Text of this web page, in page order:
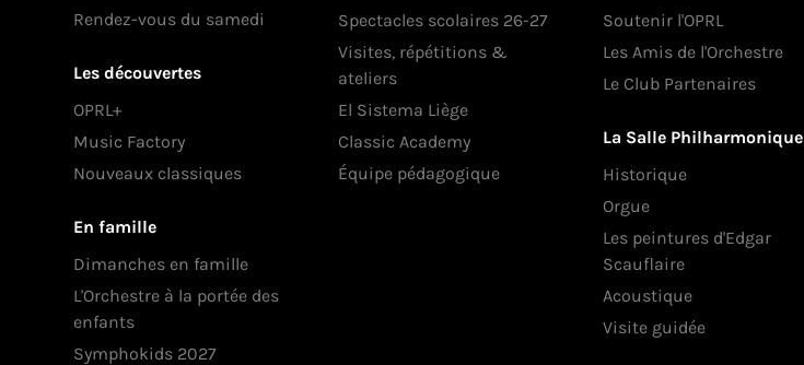
Rendez-vous du samedi
Les découvertes
OPRL+
Music Factory
Nouveaux classiques
En famille
Dimanches en famille
L'Orchestre à la portée des
enfants
Symphokids 2027
Spectacles scolaires 26-27
Visites, répétitions &
ateliers
El Sistema Liège
Classic Academy
Équipe pédagogique
Soutenir l'OPRL
Les Amis de l'Orchestre
Le Club Partenaires
La Salle Philharmonique
Historique
Orgue
Les peintures d'Edgar
Scauflaire
Acoustique
Visite guidée